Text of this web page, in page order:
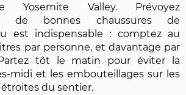
Yosemite Valley. Prévoyez
de bonnes chaussures de
est indispensable : comptez au
par personne, et davantage par
tôt le matin pour éviter la
midi et les embouteillages sur les
du sentier.